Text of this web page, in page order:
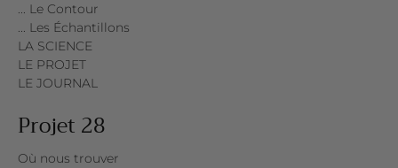
... Le Contour
... Les Échantillons
LA SCIENCE
LE PROJET
LE JOURNAL
Projet 28
Où nous trouver